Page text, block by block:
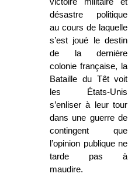
désastre politique
au cours de laquelle
s’est joué le destin
de la dernière
colonie française, la
Bataille du Têt voit
les États-Unis
s’enliser à leur tour
dans une guerre de
contingent que
l’opinion publique ne
tarde pas à
maudire.